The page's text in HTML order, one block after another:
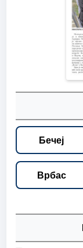
Бечеј
Врбас